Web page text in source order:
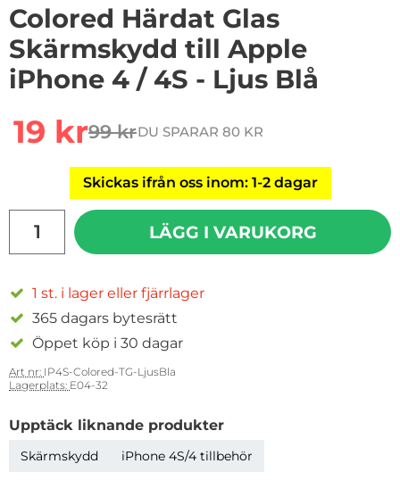
Colored Härdat Glas
Skärmskydd till Apple
iPhone 4 / 4S - Ljus Blå
rea pris
19 krtidigare pris
99 krDU SPARAR 80 KR
Skickas ifrån oss inom: 1-2 dagar
LÄGG I VARUKORG
1 st. i lager eller fjärrlager
365 dagars bytesrätt
Öppet köp i 30 dagar
Art nr: IP4S-Colored-TG-LjusBla
Lagerplats: E04-32
Upptäck liknande produkter
Skärmskydd iPhone 4S/4 tillbehör